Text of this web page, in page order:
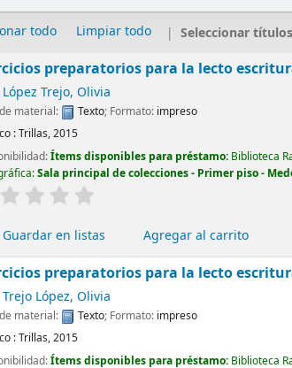
todo Limpiar todo Seleccionar
preparatorios para la lecto
López Trejo, Olivia
material: Texto; Formato: impreso
:Trillas,2015
Ítems disponibles para préstamo: Biblioteca
Sala principal de colecciones - Primer piso -
Guardar en listas Agregar al carrito
preparatorios para la lecto
Trejo López, Olivia
material: Texto; Formato: impreso
:Trillas,2015
Ítems disponibles para préstamo: Biblioteca